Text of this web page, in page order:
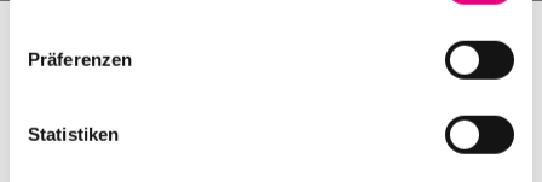
Präferenzen
Statistiken